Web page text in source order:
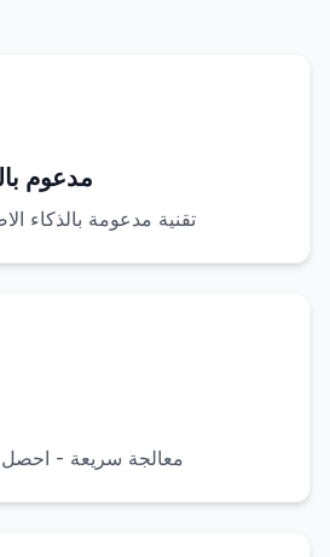
مدعوم
تقنية مدعومة بالذكاء
معالجة سريعة - احصل